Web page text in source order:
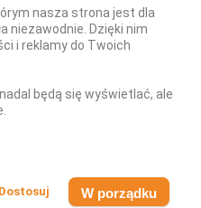
nasza strona jest dla
niezawodnie. Dzięki nim
i reklamy do Twoich
będą się wyświetlać, ale
W porządku